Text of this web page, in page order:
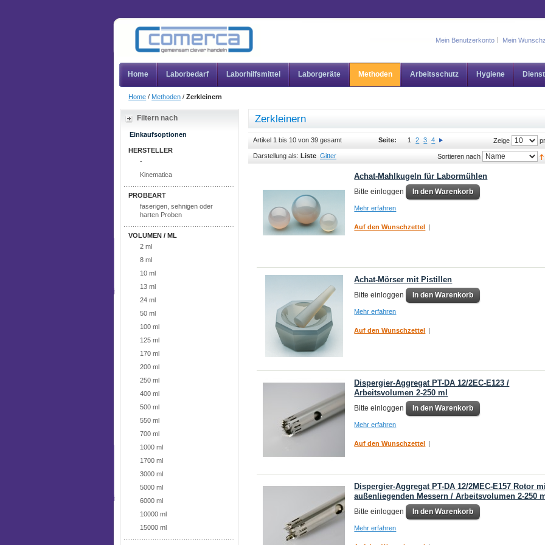
Mein Benutzerkonto Mein
Home Laborbedarf Laborhilfsmittel Laborgeräte Methoden Arbeitsschutz Hygiene
Home / Methoden /Zerkleinern
Zerkleinern
Artikel 1 bis 10 von 39 gesamt Zeige
Seite: 1 2 3 4
Darstellung als: Liste Gitter Sortieren nach
Achat-Mahlkugeln für Labormühlen
Bitte einloggen In den Warenkorb
Mehr erfahren
Auf den Wunschzettel |
Achat-Mörser mit Pistillen
Bitte einloggen In den Warenkorb
Mehr erfahren
Auf den Wunschzettel |
Dispergier-Aggregat PT-DA 12/2EC-E123 /
Arbeitsvolumen 2-250 ml
Bitte einloggen In den Warenkorb
Mehr erfahren
Auf den Wunschzettel |
Dispergier-Aggregat PT-DA 12/2MEC-E157 Rotor
außenliegenden Messern / Arbeitsvolumen 2-250
Bitte einloggen In den Warenkorb
Mehr erfahren
Filtern nach
Einkaufsoptionen
HERSTELLER
-
Kinematica
PROBEART
faserigen, sehnigen oder
harten Proben
VOLUMEN / ML
2 ml
8 ml
10 ml
13 ml
24 ml
50 ml
100 ml
125 ml
170 ml
200 ml
250 ml
400 ml
500 ml
550 ml
700 ml
1000 ml
1700 ml
3000 ml
5000 ml
6000 ml
10000 ml
15000 ml